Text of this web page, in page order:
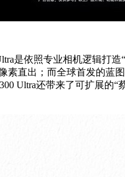
是依照专业相机逻辑打造
素直出；而全球首发的蓝
Ultra还带来了可扩展的“